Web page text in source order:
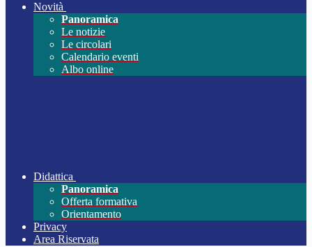
Novità
Panoramica
Le notizie
Le circolari
Calendario eventi
Albo online
Didattica
Panoramica
Offerta formativa
Orientamento
Privacy
Area Riservata